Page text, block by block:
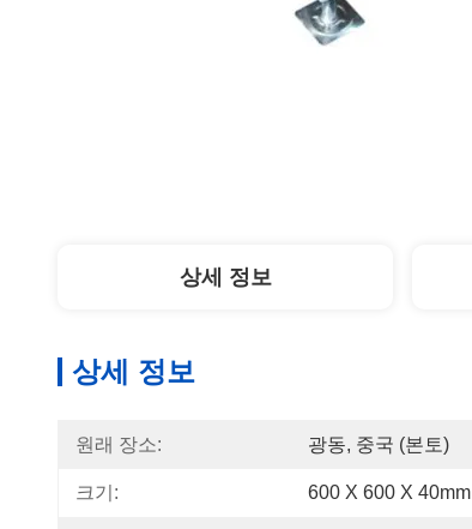
상세 정보
상세 정보
원래 장소: 광동, 중국 (본토)
크기: 600 X 600 X 40mm